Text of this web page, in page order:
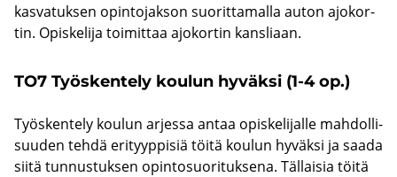
kas­va­tuk­sen opin­to­jak­son suo­rit­ta­mal­la auton ajo­kor­
tin. Opis­ke­li­ja toi­mit­taa ajo­kor­tin kans­li­aan.
TO7 Työs­ken­te­ly kou­lun hy­väk­si (1-4 op.)
Työs­ken­te­ly kou­lun ar­jes­sa antaa opis­ke­li­jal­le mah­dol­li­
suu­den tehdä eri­tyyp­pi­siä töitä kou­lun hy­väk­si ja saada
siitä tun­nus­tuk­sen opin­to­suo­ri­tuk­se­na. Täl­lai­sia töitä